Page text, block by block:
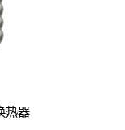
热器